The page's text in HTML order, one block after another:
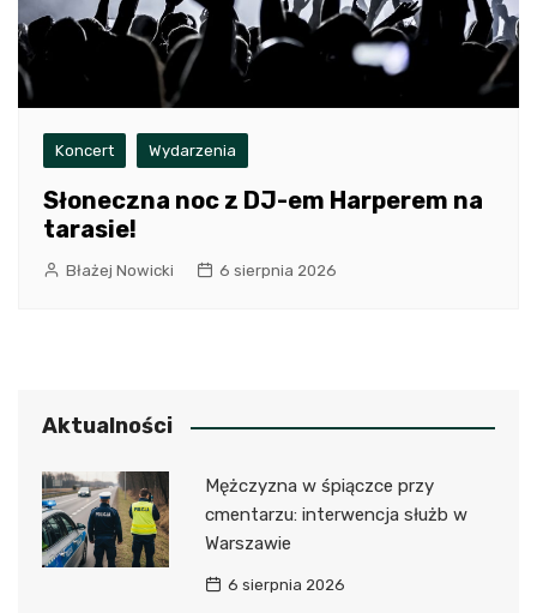
Koncert Wydarzenia
Słoneczna noc z DJ-em Harperem na
tarasie!
Błażej Nowicki 6 sierpnia 2026
Aktualności
Mężczyzna w śpiączce przy
cmentarzu: interwencja służb w
Warszawie
6 sierpnia 2026